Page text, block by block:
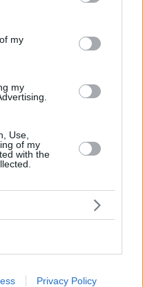
its third-party tags to
in below Google
my
my
Use,
of my
with the
Privacy Policy